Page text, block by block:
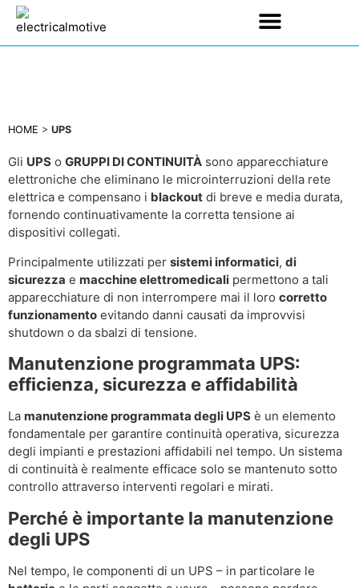
HOME > UPS
Gli UPS o GRUPPI DI CONTINUITÀ sono apparecchiature
elettroniche che eliminano le microinterruzioni della rete
elettrica e compensano i blackout di breve e media durata,
fornendo continuativamente la corretta tensione ai
dispositivi collegati.
Principalmente utilizzati per sistemi informatici, di
sicurezza e macchine elettromedicali permettono a tali
apparecchiature di non interrompere mai il loro corretto
funzionamento evitando danni causati da improvvisi
shutdown o da sbalzi di tensione.
Manutenzione programmata UPS:
efficienza, sicurezza e affidabilità
La manutenzione programmata degli UPS è un elemento
fondamentale per garantire continuità operativa, sicurezza
degli impianti e prestazioni affidabili nel tempo. Un sistema
di continuità è realmente efficace solo se mantenuto sotto
controllo attraverso interventi regolari e mirati.
Perché è importante la manutenzione
degli UPS
Nel tempo, le componenti di un UPS – in particolare le